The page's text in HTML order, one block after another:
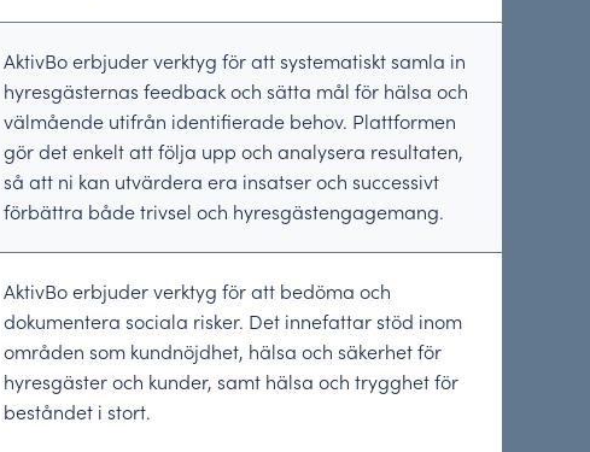
AktivBo erbjuder verktyg för att systematiskt samla in
hyresgästernas feedback och sätta mål för hälsa och
välmående utifrån identifierade behov. Plattformen
gör det enkelt att följa upp och analysera resultaten,
så att ni kan utvärdera era insatser och successivt
förbättra både trivsel och hyresgäst­engagemang.
AktivBo erbjuder verktyg för att bedöma och
dokumentera sociala risker. Det innefattar stöd inom
områden som kundnöjdhet, hälsa och säkerhet för
hyresgäster och kunder, samt hälsa och trygghet för
beståndet i stort.